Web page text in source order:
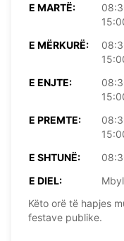
E MARTË:
E MËRKURË:
E ENJTE:
E PREMTE:
E SHTUNË:
E DIEL:
Këto orë të hapjes
festave publike.